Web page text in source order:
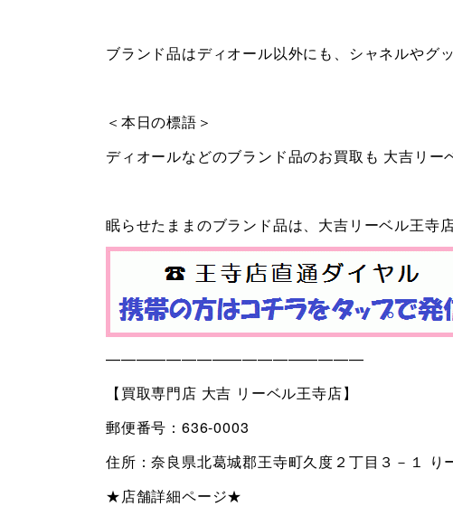
ブランド品はディオール以外にも、シャネルやグ
＜本日の標語＞
ディオールなどのブランド品のお買取も 大吉リー
眠らせたままのブランド品は、大吉リーベル王寺
—————————————————
【買取専門店 大吉 リーベル王寺店】
郵便番号：636-0003
住所：奈良県北葛城郡王寺町久度２丁目３－１ り
★店舗詳細ページ★